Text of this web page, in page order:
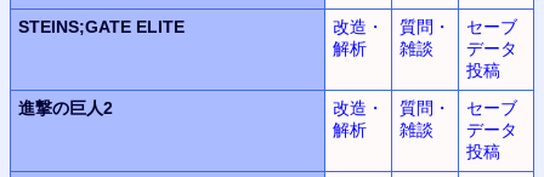
STEINS;GATE ELITE
改造・
解析
質問・
雑談
セーブ
データ
投稿
進撃の巨人2
改造・
解析
質問・
雑談
セーブ
データ
投稿